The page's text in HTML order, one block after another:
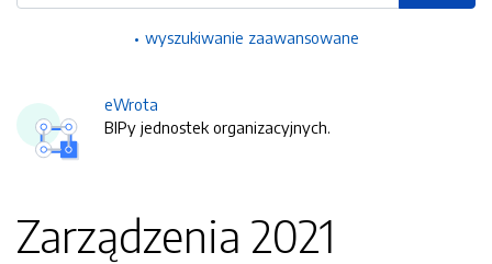
wyszukiwanie zaawansowane
eWrota
BIPy jednostek organizacyjnych.
Zarządzenia 2021